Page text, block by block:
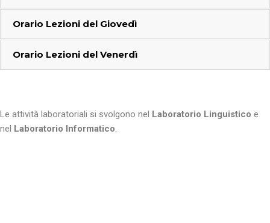
Orario Lezioni del Giovedì
Orario Lezioni del Venerdì
Le attività laboratoriali si svolgono nel Laboratorio Linguistico e
nel Laboratorio Informatico.